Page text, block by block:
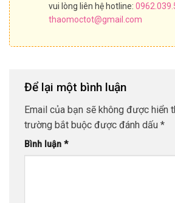
vui lòng liên hệ hotline:
thaomoctot@gmail.com
Để lại một bình luận
Email của bạn sẽ không được hiển
trường bắt buộc được đánh dấu *
Bình luận *